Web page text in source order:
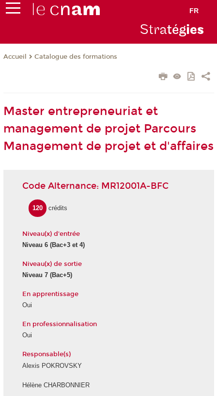
FR
Stratégies
Accueil Catalogue des formations
Master entrepreneuriat et
management de projet Parcours
Management de projet et d'affaires
Code Alternance: MR12001A-BFC
120 crédits
Niveau(x) d'entrée
Niveau 6(Bac+3 et 4)
Niveau(x) de sortie
Niveau 7(Bac+5)
En apprentissage
Oui
En professionnalisation
Oui
Responsable(s)
Alexis POKROVSKY
Hélène CHARBONNIER